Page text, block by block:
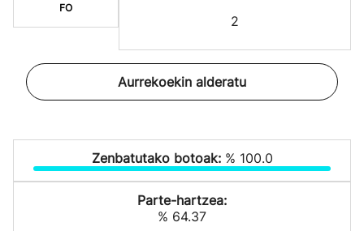
FO
2
Aurrekoekin alderatu
Zenbatutako botoak: % 100.0
Parte-hartzea:
% 64.37